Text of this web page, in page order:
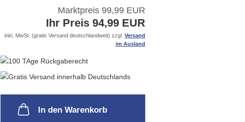
Marktpreis 99,99 EUR
Ihr Preis 94,99 EUR
inkl. MwSt. (gratis Versand deutschlandweit) zzgl. Versand
im Ausland
In den Warenkorb